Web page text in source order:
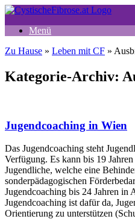
Zum
springenMenü
Zu Hause » Leben mit CF »
Kategorie-Archiv:
Jugendcoaching in Wien
Das Jugendcoaching steht
Verfügung. Es kann bis 19
Jugendliche, welche eine
sonderpädagogischen
Jugendcoaching bis 24 Jahren in
Jugendcoaching ist dafür da,
Orientierung zu unterstützen